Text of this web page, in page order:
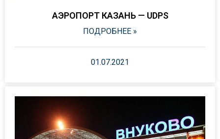
АЭРОПОРТ КАЗАНЬ — UDPS
ПОДРОБНЕЕ »
01.07.2021